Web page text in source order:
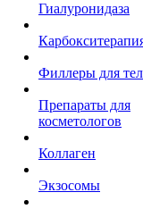
Гиалуронидаза
Филлеры для
Препараты для
косметологов
Коллаген
Экзосомы